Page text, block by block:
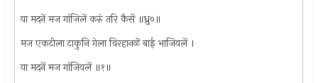
या मदनें मज गांजिलें करुं तरि कैसें ॥ध्रु०॥
मज एकटीला टाकुनि गेला विरहानळें बाई भाजियलें ।
या मदनें मज गांजियलें ॥१॥